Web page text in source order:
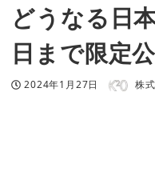
どうなる日
日まで限定公
投稿日
2024年1月27日 著者 株